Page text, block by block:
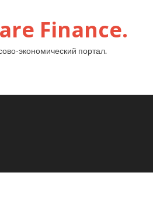
Finance.
экономический портал.